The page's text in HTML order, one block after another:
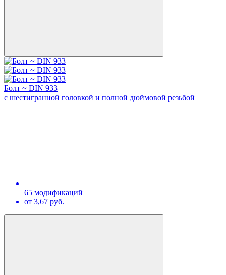
Болт ~ DIN 933
с шестигранной головкой и полной дюймовой резьбой
65 модификаций
от 3,67 руб.